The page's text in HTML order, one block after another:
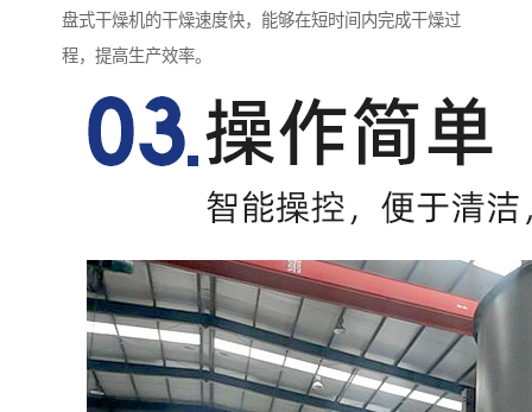
盘式干燥机的干燥速度快，能够在短时间内完成干燥过
程，提高生产效率。